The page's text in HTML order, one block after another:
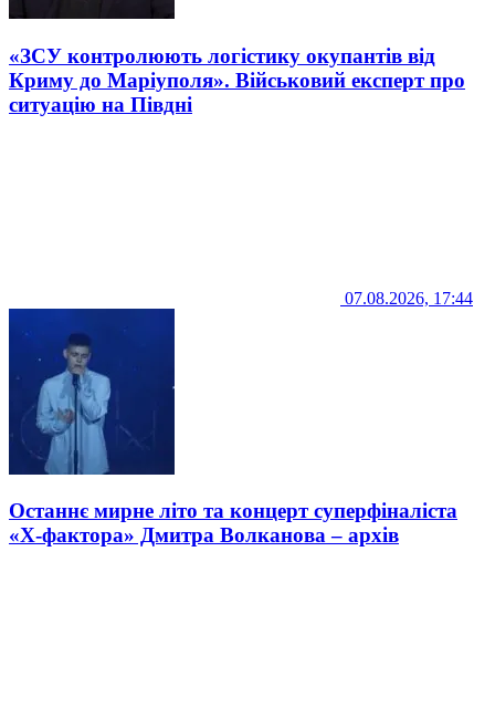
«ЗСУ контролюють логістику окупантів від
Криму до Маріуполя». Військовий експерт про
ситуацію на Півдні
07.08.2026, 17:44
Останнє мирне літо та концерт суперфіналіста
«Х-фактора» Дмитра Волканова – архів